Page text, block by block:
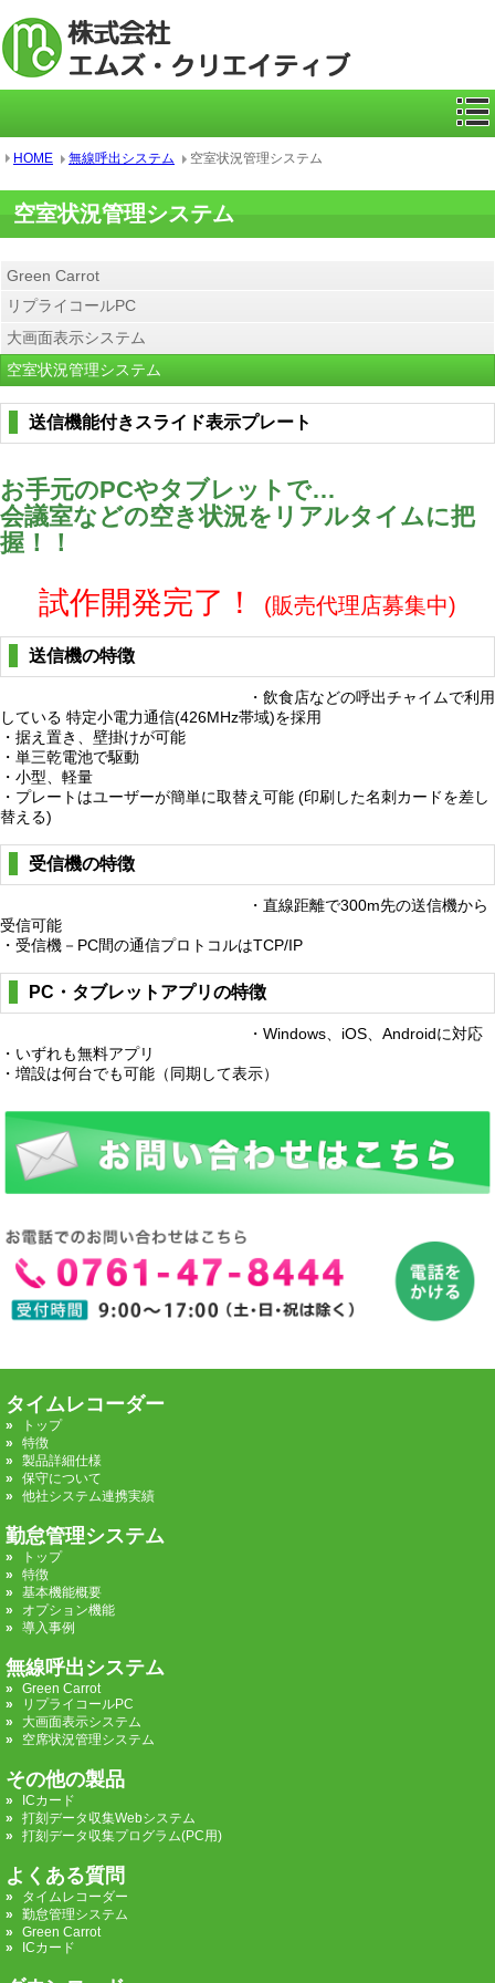
HOME 無線呼出システム 空室状況管理システム
空室状況管理システム
Green Carrot
リプライコールPC
大画面表示システム
空室状況管理システム
送信機能付きスライド表示プレート
お手元のPCやタブレットで…
会議室などの空き状況をリアルタイムに把
握！！
試作開発完了！ (販売代理店募集中)
送信機の特徴
・飲食店などの呼出チャイムで利用
している 特定小電力通信(426MHz帯域)を採用
・据え置き、壁掛けが可能
・単三乾電池で駆動
・小型、軽量
・プレートはユーザーが簡単に取替え可能 (印刷した名刺カードを差し
替える)
受信機の特徴
・直線距離で300m先の送信機から
受信可能
・受信機－PC間の通信プロトコルはTCP/IP
PC・タブレットアプリの特徴
・Windows、iOS、Androidに対応
・いずれも無料アプリ
・増設は何台でも可能（同期して表示）
タイムレコーダー
トップ
特徴
製品詳細仕様
保守について
他社システム連携実績
勤怠管理システム
トップ
特徴
基本機能概要
オプション機能
導入事例
無線呼出システム
Green Carrot
リプライコールPC
大画面表示システム
空席状況管理システム
その他の製品
ICカード
打刻データ収集Webシステム
打刻データ収集プログラム(PC用)
よくある質問
タイムレコーダー
勤怠管理システム
Green Carrot
ICカード